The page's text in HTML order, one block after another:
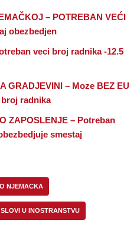
– POTREBAN VEĆI
obezbedjen
veci broj radnika -12.5
GRADJEVINI – Moze BEZ EU
broj radnika
ZAPOSLENJE – Potreban
smestaj
NJEMACKA
U INOSTRANSTVU